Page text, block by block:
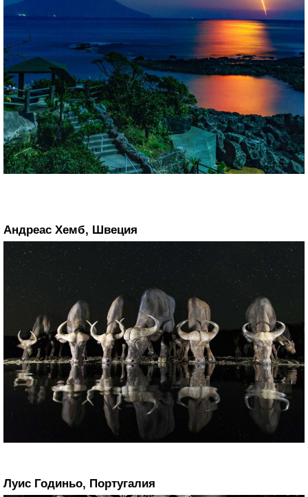
Андреас Хемб, Швеция
Луис Годиньо, Португалия